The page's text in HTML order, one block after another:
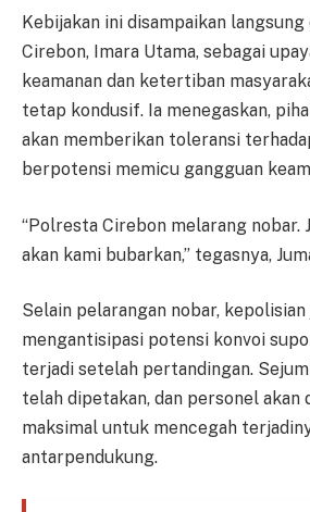
Kebijakan ini disampaikan
Cirebon, Imara Utama, sebagai
keamanan dan ketertiban
tetap kondusif. Ia menegaskan,
akan memberikan toleransi
berpotensi memicu gangguan
“Polresta Cirebon melarang nobar.
akan kami bubarkan,” tegasnya,
Selain pelarangan nobar, kepolisian
mengantisipasi potensi konvoi
terjadi setelah pertandingan.
telah dipetakan, dan personel akan
maksimal untuk mencegah
antarpendukung.